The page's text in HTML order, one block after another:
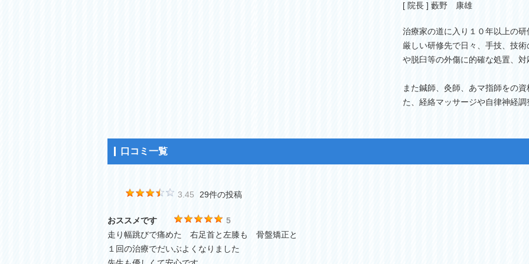
[ 院長 ] 藪野 康雄
治療家の道に入り１０年以上の
厳しい研修先で日々、手技、技
や脱臼等の外傷に的確な処置、
また鍼師、灸師、あマ指師をの
た、経絡マッサージや自律神経
口コミ一覧
3.45 29件の投稿
おススメです
5
走り幅跳びで痛めた 右足首と左膝も 骨盤矯正と
１回の治療でだいぶよくなりました